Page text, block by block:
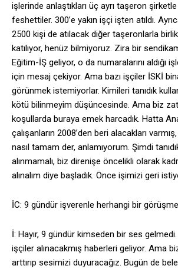
işlerinde anlaştıkları üç ayrı taşeron
feshettiler. 300’e yakın işçi işten atıldı.
2500 kişi de atılacak diğer taşeronlarla
katılıyor, henüz bilmiyoruz. Zira bir
Eğitim-İŞ geliyor, o da numaralarını aldığı
için mesaj çekiyor. Ama bazı işçiler İSKİ
görünmek istemiyorlar. Kimileri tanıdık
kötü bilinmeyim düşüncesinde. Ama biz
koşullarda buraya emek harcadık. Hatta
çalışanların 2008’den beri alacakları
nasıl tamam der, anlamıyorum. Şimdi
alınmamalı, biz direnişe öncelikli olarak
alınalım diye başladık. Önce işimizi geri
İC: 9 gündür işverenle herhangi bir
İ: Hayır, 9 gündür kimseden bir ses
işçiler alınacakmış haberleri geliyor. Ama
arttırıp sesimizi duyuracağız. Bugün de